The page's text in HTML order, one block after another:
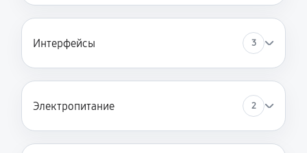
Интерфейсы 3
Электропитание 2